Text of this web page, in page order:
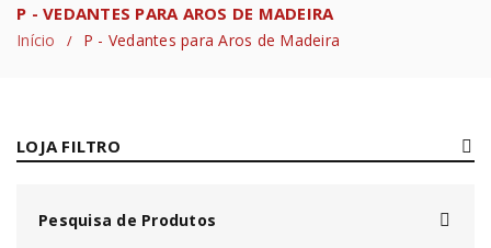
P - VEDANTES PARA AROS DE MADEIRA
Início / P - Vedantes para Aros de Madeira
LOJA FILTRO
Pesquisa de Produtos